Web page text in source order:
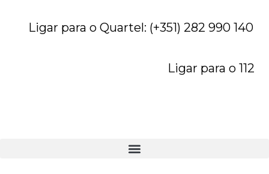
Ligar para o Quartel: (+351) 282 990 140
Ligar para o 112